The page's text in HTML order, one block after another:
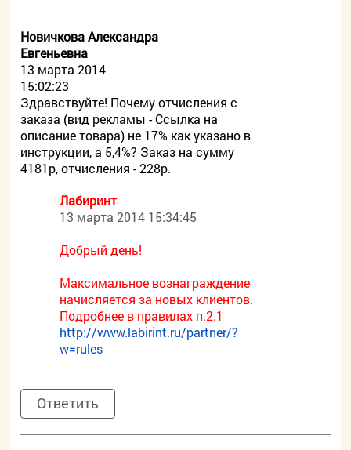
Новичкова Александра
Евгеньевна
13 марта 2014
15:02:23
Здравствуйте! Почему отчисления с
заказа (вид рекламы - Ссылка на
описание товара) не 17% как указано в
инструкции, а 5,4%? Заказ на сумму
4181р, отчисления - 228р.
Лабиринт
13 марта 2014 15:34:45
Добрый день!
Максимальное вознаграждение
начисляется за новых клиентов.
Подробнее в правилах п.2.1
http://www.labirint.ru/partner/?
w=rules
Ответить